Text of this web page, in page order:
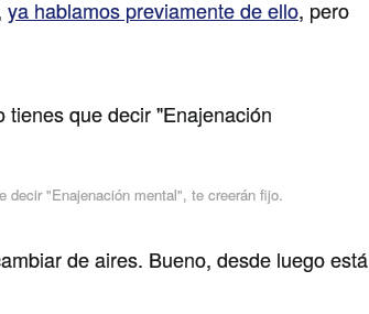
ya hablamos previamente de ello, pero
decir "Enajenación mental", te creerán fijo.
de aires. Bueno, desde luego está